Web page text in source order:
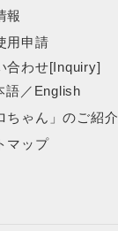
報
用申請
合わせ[Inquiry]
語 ／ English
ちゃん」のご紹介
マップ